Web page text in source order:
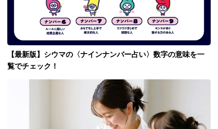
【最新版】シウマの〈ナインナンバー占い〉数字の意味を一
覧でチェック！